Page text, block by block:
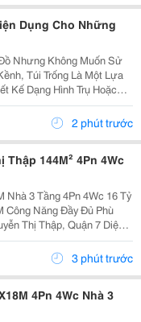
Dụng Cho Những
Nhưng Không Muốn Sử
Túi Trống Là Một Lựa
Kế Dạng Hình Trụ Hoặc
Chứa Rộng, Dễ Sắp
Các Vật Dụng Cá Nhân.
2 phút trước
Thập 144M² 4Pn 4Wc
Nhà 3 Tầng 4Pn 4Wc 16 Tỷ
Công Năng Đầy Đủ Phù
Thị Thập, Quận 7 Diện
Nhà 3 Tầng 4 Phòng
Ngủ &Ndash; 4 Toilet. Thông Số 8X18M 144M&Sup2;...
3 phút trước
4Pn 4Wc Nhà 3